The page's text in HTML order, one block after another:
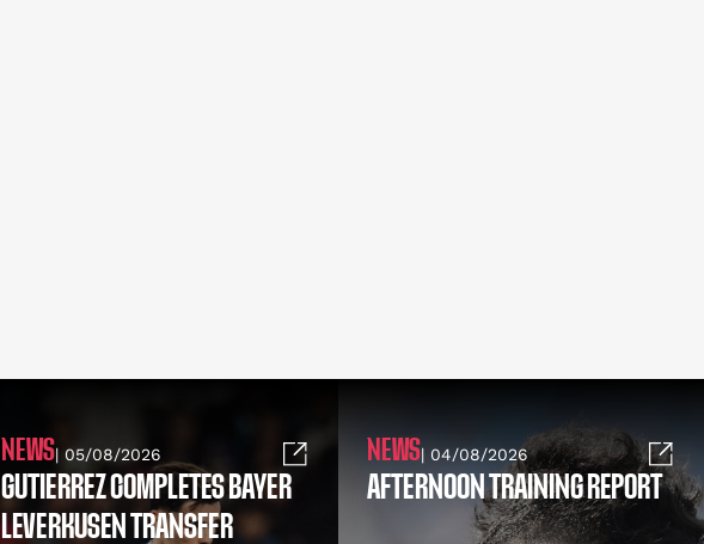
NEWS| 05/08/2026
GUTIERREZ COMPLETES BAYER
LEVERKUSEN TRANSFER
NEWS| 04/08/2026
AFTERNOON TRAINING REPORT